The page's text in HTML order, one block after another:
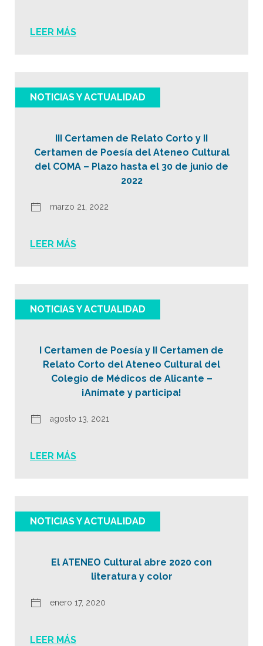
LEER MÁS
NOTICIAS Y ACTUALIDAD
III Certamen de Relato Corto y II
Certamen de Poesía del Ateneo Cultural
del COMA – Plazo hasta el 30 de junio de
2022
marzo 21, 2022
LEER MÁS
NOTICIAS Y ACTUALIDAD
I Certamen de Poesía y II Certamen de
Relato Corto del Ateneo Cultural del
Colegio de Médicos de Alicante –
¡Anímate y participa!
agosto 13, 2021
LEER MÁS
NOTICIAS Y ACTUALIDAD
El ATENEO Cultural abre 2020 con
literatura y color
enero 17, 2020
LEER MÁS